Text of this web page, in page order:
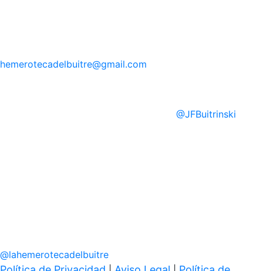
hemerotecadelbuitre@gmail.com
@JFBuitrinski
@lahemerotecadelbuitre